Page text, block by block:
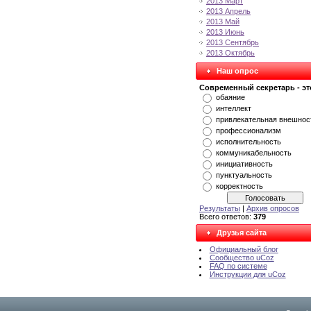
2013 Апрель
2013 Май
2013 Июнь
2013 Сентябрь
2013 Октябрь
Наш опрос
Современный секретарь -
обаяние
интеллект
привлекательная
профессионализм
исполнительность
коммуникабельность
инициативность
пунктуальность
корректность
Результаты | Архив опросов
Всего ответов: 379
Друзья сайта
Официальный блог
Сообщество uCoz
FAQ по системе
Инструкции для uCoz